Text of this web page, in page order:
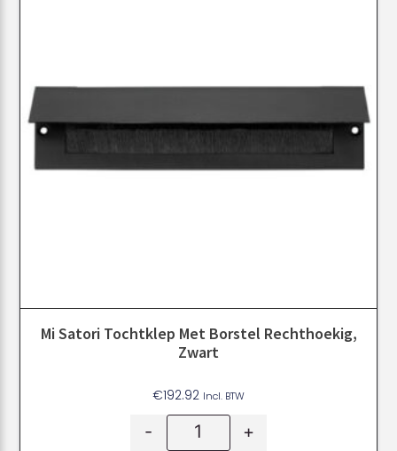
Mi Satori Tochtklep Met Borstel Rechthoekig,
Zwart
€192.92 Incl. BTW
- +